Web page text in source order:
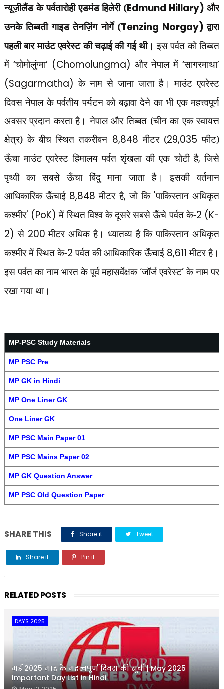
न्यूज़ीलैंड के पर्वतारोही एडमंड हिलेरी (Edmund Hillary)और
उनके तिब्बती गाइड तेनज़िंंग नोर्गे (Tenzing Norgay)द्वारा
पहली बार माउंट एवरेस्ट की चढ़ाई की गई थी। इस पर्वत को तिब्बत
में ‘चोमोलुंग्मा’ (Chomolungma) और नेपाल में‘सागरमाथा’
(Sagarmatha)के नाम से जाना जाता है। माउंट एवरेस्ट
दिवस नेपाल के पर्वतीय पर्यटन को बढ़ावा देने का भी एक महत्त्वपूर्ण
अवसर प्रदान करता है। नेपाल और तिब्बत (चीन का एक स्वायत्त
क्षेत्र) के बीच स्थित तकरीबन 8,848मीटर (29,035फीट)
ऊँचा माउंट एवरेस्ट हिमालय पर्वत शृंखला की एक चोटी है,जिसे
पृथ्वी का सबसे ऊँचा बिंदु माना जाता है। इसकी वर्तमान
आधिकारिक ऊँचाई 8,848मीटर है,जो कि 'पाकिस्तान अधिकृत
कश्मीर' (PoK)में स्थित विश्व के दूसरे सबसे ऊँचे पर्वत के-2 (K-
2)से 200मीटर अधिक है। ध्यातव्य है कि पाकिस्तान अधिकृत
कश्मीर में स्थित के-2पर्वत की आधिकारिक ऊँचाई 8,611मीटर है।
इस पर्वत का नाम भारत के पूर्व महासर्वेक्षक‘जॉर्ज एवरेस्ट’के नाम पर
रखा गया था।
MP-PSC Study Materials
MP PSC Pre
MP GK in Hindi
MP One Liner GK
One Liner GK
MP PSC Main Paper 01
MP PSC Mains Paper 02
MP GK Question Answer
MP PSC Old Question Paper
SHARE THIS Share it Tweet
Share it Pin it
RELATED POSTS
DAYS 2025
मई 2025 माह के महत्वपूर्ण दिवस की सूची | May 2025
Important Day List in Hindi